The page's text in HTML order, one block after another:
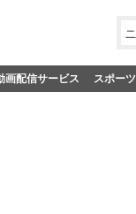
画配信サービス スポーツ